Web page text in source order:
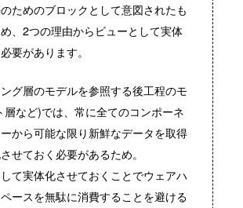
ためのブロックとして意図されたも
、2つの理由からビューとして実体
要があります。
ング層のモデルを参照する後工程のモ
層など)では、常に全てのコンポーネ
から可能な限り新鮮なデータを取得
せておく必要があるため。
して実体化させておくことでウェアハ
ースを無駄に消費することを避ける